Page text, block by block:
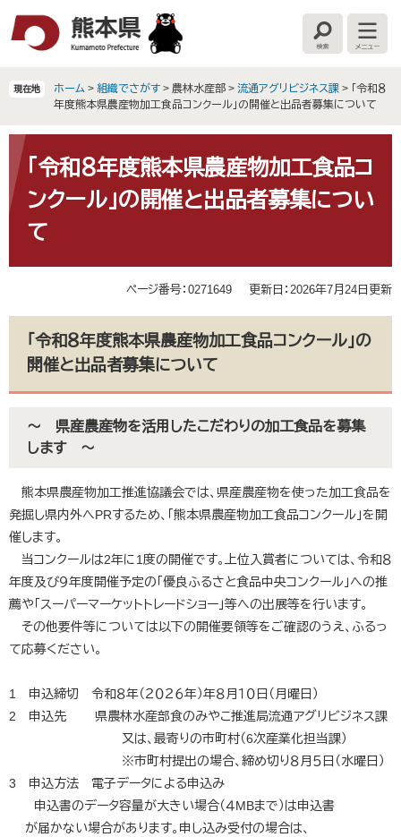
文
へ
検
索
メ
ニ
ー
現在地 ホーム > 組織でさがす > 農林水産部 > 流通アグリビジネス課 > 「令和８
年度熊本県農産物加工食品コンクール」の開催と出品者募集について
文 「令和８年度熊本県農産物加工食品コ
ンクール」の開催と出品者募集につい
て
ページ番号：0271649 更新日：2026年7月24日更新
「令和８年度熊本県農産物加工食品コンクール」の
開催と出品者募集について
～ 県産農産物を活用したこだわりの加工食品を募集
します ～
熊本県農産物加工推進協議会では、県産農産物を使った加工食品を
発掘し県内外へPRするため、「熊本県農産物加工食品コンクール」を開
催します。
当コンクールは2年に1度の開催です。上位入賞者については、令和８
年度及び９年度開催予定の「優良ふるさと食品中央コンクール」への推
薦や「スーパーマーケットトレードショー」等への出展等を行います。
その他要件等については以下の開催要領等をご確認のうえ、ふるっ
て応募ください。
1 申込締切 令和８年（２０２６年）年８月１０日（月曜日）
2 申込先 県農林水産部食のみやこ推進局流通アグリビジネス課
又は、最寄りの市町村（6次産業化担当課）
※市町村提出の場合、締め切り８月５日（水曜日）
3 申込方法 電子データによる申込み
申込書のデータ容量が大きい場合（４MBまで）は申込書
が届かない場合があります。申し込み受付の場合は、